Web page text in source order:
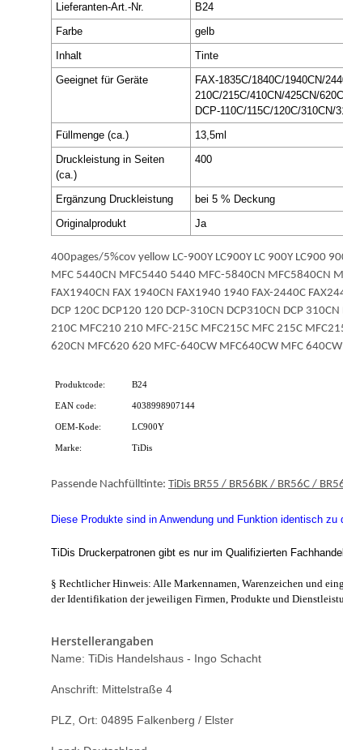
Lieferanten-Art.-Nr.
B24
Farbe
gelb
Inhalt
Tinte
Geeignet für Geräte
FAX-1835C/1840C/1940CN/
210C/215C/410CN/425CN/
DCP-110C/115C/120C/310CN/
Füllmenge (ca.)
13,5ml
Druckleistung in Seiten
(ca.)
400
Ergänzung Druckleistung
bei 5 % Deckung
Originalprodukt
Ja
400pages/5%cov yellow LC-900Y LC900Y LC 900Y LC900
MFC 5440CN MFC5440 5440 MFC-5840CN MFC5840CN
FAX1940CN FAX 1940CN FAX1940 1940 FAX-2440C
DCP 120C DCP120 120 DCP-310CN DCP310CN DCP
210C MFC210 210 MFC-215C MFC215C MFC 215C
620CN MFC620 620 MFC-640CW MFC640CW MFC
Produktcode: B24
EAN code: 4038998907144
OEM-Kode: LC900Y
Marke: TiDis
Passende Nachfülltinte: TiDis BR55 / BR56BK / BR56C /
Diese Produkte sind in Anwendung und Funktion identisch
TiDis Druckerpatronen gibt es nur im Qualifizierten
§ Rechtlicher Hinweis: Alle Markennamen, Warenzeichen und
der Identifikation der jeweiligen Firmen, Produkte und
Herstellerangaben
Name: TiDis Handelshaus - Ingo Schacht
Anschrift: Mittelstraße 4
PLZ, Ort: 04895 Falkenberg / Elster